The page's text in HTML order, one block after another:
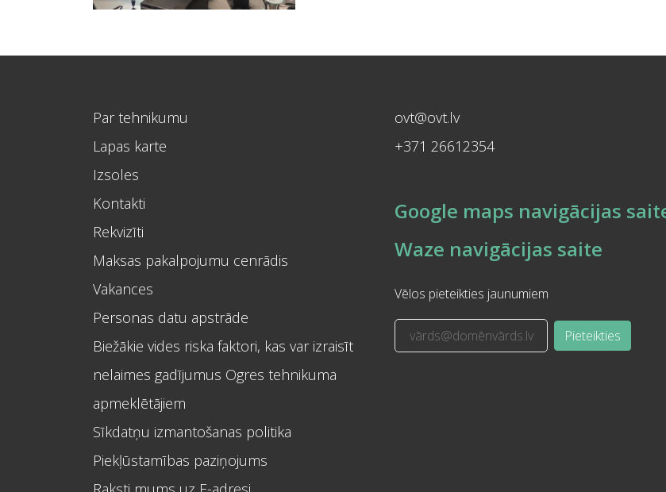
Par tehnikumu
Lapas karte
Izsoles
Kontakti
Rekvizīti
Maksas pakalpojumu cenrādis
Vakances
Personas datu apstrāde
Biežākie vides riska faktori, kas var izraisīt
nelaimes gadījumus Ogres tehnikuma
apmeklētājiem
Sīkdatņu izmantošanas politika
Piekļūstamības paziņojums
ovt@ovt.lv
+371 26612354
Google maps navigācijas
Waze navigācijas saite
Vēlos pieteikties jaunumiem
Pieteikties